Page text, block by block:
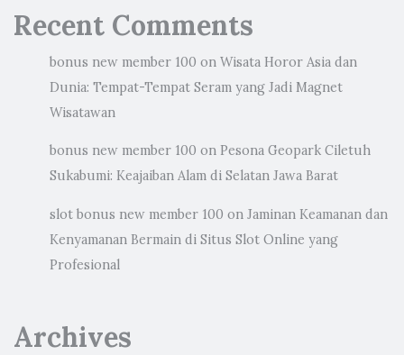
Recent Comments
bonus new member 100 on Wisata Horor Asia dan
Dunia: Tempat-Tempat Seram yang Jadi Magnet
Wisatawan
bonus new member 100 on Pesona Geopark Ciletuh
Sukabumi: Keajaiban Alam di Selatan Jawa Barat
slot bonus new member 100 on Jaminan Keamanan dan
Kenyamanan Bermain di Situs Slot Online yang
Profesional
Archives